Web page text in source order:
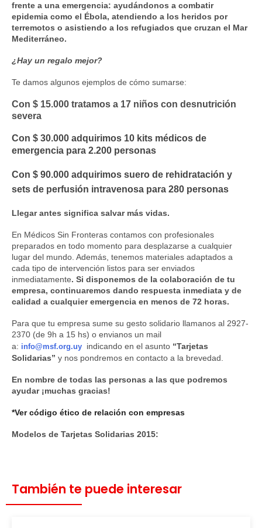
frente a una emergencia: ayudándonos a combatir
epidemia como el Ébola, atendiendo a los heridos por
terremotos o asistiendo a los refugiados que cruzan el Mar
Mediterráneo.
¿Hay un regalo mejor?
Te damos algunos ejemplos de cómo sumarse:
Con $ 15.000 tratamos a 17 niños con desnutrición
severa
Con $ 30.000 adquirimos 10 kits médicos de
emergencia para 2.200 personas
Con $ 90.000 adquirimos suero de rehidratación y
sets de perfusión intravenosa para 280 personas
Llegar antes significa salvar más vidas.
En Médicos Sin Fronteras contamos con profesionales
preparados en todo momento para desplazarse a cualquier
lugar del mundo. Además, tenemos materiales adaptados a
cada tipo de intervención listos para ser enviados
inmediatamente. Si disponemos de la colaboración de tu
empresa, continuaremos dando respuesta inmediata y de
calidad a cualquier emergencia en menos de 72 horas.
Para que tu empresa sume su gesto solidario llamanos al 2927-
2370 (de 9h a 15 hs) o envianos un mail
a: info@msf.org.uy indicando en el asunto “Tarjetas
Solidarias” y nos pondremos en contacto a la brevedad.
En nombre de todas las personas a las que podremos
ayudar ¡muchas gracias!
*Ver código ético de relación con empresas
Modelos de Tarjetas Solidarias 2015:
También te puede interesar